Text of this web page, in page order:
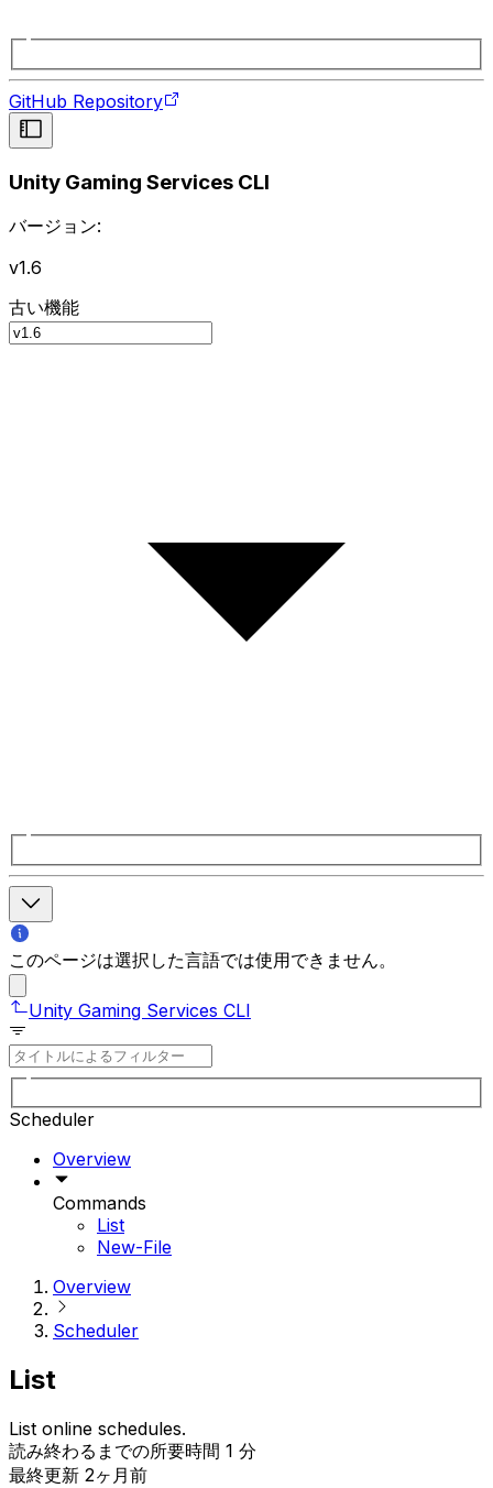
GitHub Repository
Unity Gaming Services CLI
バージョン:
v1.6
古い機能
このページは選択した言語では使用できません。
Unity Gaming Services CLI
Scheduler
Overview
Commands
List
New-File
Overview
Scheduler
List
List online schedules.
読み終わるまでの所要時間 1 分
最終更新 2ヶ月前